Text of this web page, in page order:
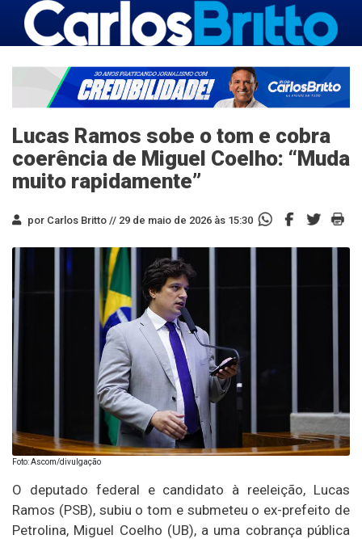
Lucas Ramos sobe o tom e cobra
coerência de Miguel Coelho: “Muda
muito rapidamente”
por Carlos Britto // 29 de maio de 2026 às 15:30
Foto: Ascom/divulgação
O deputado federal e candidato à reeleição, Lucas
Ramos (PSB), subiu o tom e submeteu o ex-prefeito de
Petrolina, Miguel Coelho (UB), a uma cobrança pública